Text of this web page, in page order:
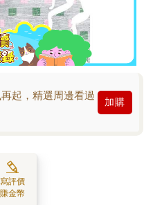
起，精選周邊看過
加購
寫評價
賺金幣